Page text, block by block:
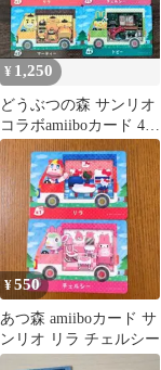
¥ 1,250
どうぶつの森 サンリオ
コラボamiiboカード 4種
セット
¥550
あつ森 amiiboカード サ
ンリオ リラ チェルシー